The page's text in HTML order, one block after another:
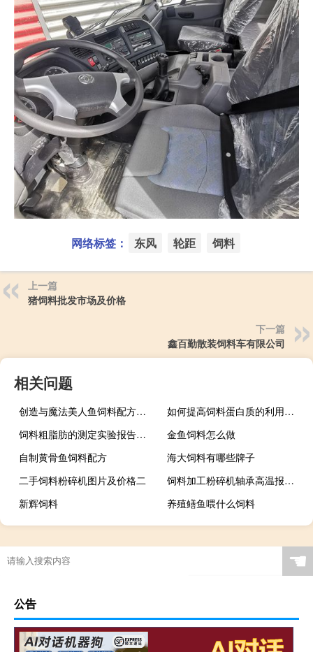
网络标签： 东风 轮距 饲料
上一篇
猪饲料批发市场及价格
下一篇
鑫百勤散装饲料车有限公司
相关问题
创造与魔法美人鱼饲料配方视频
如何提高饲料蛋白质的利用效率
饲料粗脂肪的测定实验报告误差分析
金鱼饲料怎么做
自制黄骨鱼饲料配方
海大饲料有哪些牌子
二手饲料粉碎机图片及价格二
饲料加工粉碎机轴承高温报警装置
新辉饲料
养殖鳝鱼喂什么饲料
☚
公告